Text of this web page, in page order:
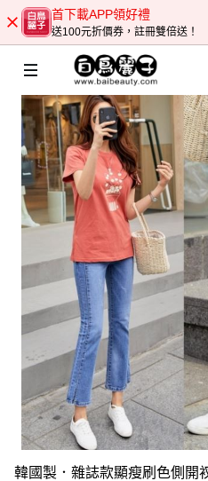
首下載APP領好禮
送100元折價券，註冊雙倍送！
韓國製．雜誌款顯瘦刷色側開